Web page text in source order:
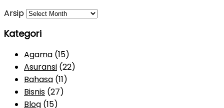
Arsip
Kategori
Agama (15)
Asuransi (22)
Bahasa (11)
Bisnis (27)
Blog (15)